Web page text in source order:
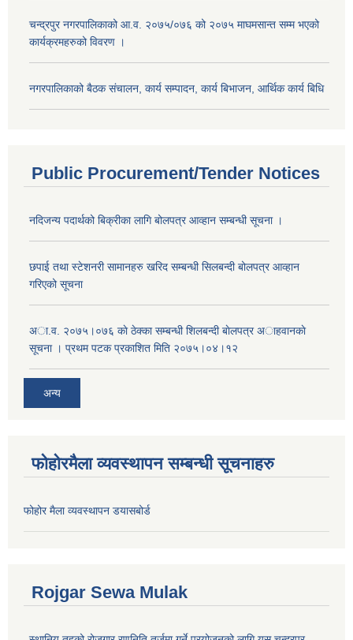
चन्द्रपुर नगरपालिकाको आ.व. २०७५/०७६ को २०७५ माघमसान्त सम्म भएको
कार्यक्रमहरुको विवरण ।
नगरपालिकाको बैठक संचालन, कार्य सम्पादन, कार्य बिभाजन, आर्थिक कार्य बिधि
Public Procurement/Tender Notices
नदिजन्य पदार्थको बिक्रीका लागि बोलपत्र आव्हान सम्बन्धी सूचना ।
छपाई तथा स्टेशनरी सामानहरु खरिद सम्बन्धी सिलबन्दी बोलपत्र आव्हान
गरिएको सूचना
अा.व. २०७५।०७६ काे ठेक्का सम्बन्धी शिलबन्दी बाेलपत्र अाहवानकाे
सूचना । प्रथम पटक प्रकाशित मिति २०७५।०४।१२
अन्य
फोहोरमैला व्यवस्थापन सम्बन्धी सूचनाहरु
फोहोर मैला व्यवस्थापन डयासबोर्ड
Rojgar Sewa Mulak